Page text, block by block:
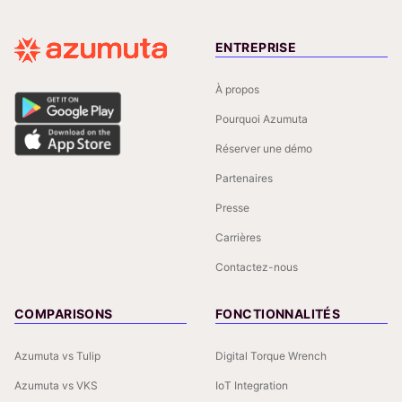
ENTREPRISE
À propos
Pourquoi Azumuta
Réserver une démo
Partenaires
Presse
Carrières
Contactez-nous
COMPARISONS
Azumuta vs Tulip
Azumuta vs VKS
FONCTIONNALITÉS
Digital Torque Wrench
IoT Integration